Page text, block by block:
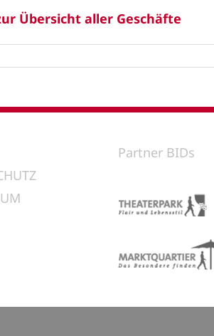
Übersicht aller Geschäfte
Partner BIDs